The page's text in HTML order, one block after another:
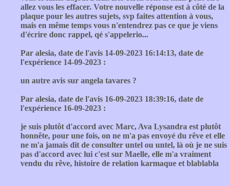
allez vous les effacer. Votre nouvelle réponse est à côté de la
plaque pour les autres sujets, svp faites attention à vous,
mais en même temps vous n'entendrez pas ce que je viens
d'écrire donc rappel, qé s'appelerio...
Par alesia, date de l'avis 14-09-2023 16:14:13, date de
l'expérience 14-09-2023 :
un autre avis sur angela tavares ?
Par alesia, date de l'avis 16-09-2023 18:39:16, date de
l'expérience 16-09-2023 :
je suis plutôt d'accord avec Marc, Ava Lysandra est plutôt
honnête, pour une fois, on ne m'a pas envoyé du rêve et elle
ne m'a jamais dit de consulter untel ou untel, là où je ne suis
pas d'accord avec lui c'est sur Maelle, elle m'a vraiment
vendu du rêve, histoire de relation karmaque et blablabla